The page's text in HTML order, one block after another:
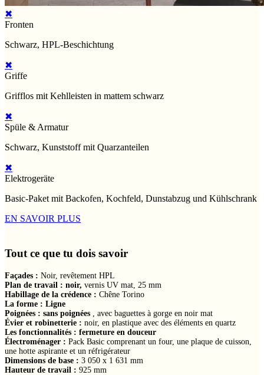
✖
Fronten
Schwarz, HPL-Beschichtung
✖
Griffe
Grifflos mit Kehlleisten in mattem schwarz
✖
Spüle & Armatur
Schwarz, Kunststoff mit Quarzanteilen
✖
Elektrogeräte
Basic-Paket mit Backofen, Kochfeld, Dunstabzug und Kühlschrank
EN SAVOIR PLUS
Tout ce que tu dois savoir
Façades : Noir, revêtement HPL
Plan de travail : noir, vernis UV mat, 25 mm
Habillage de la crédence : Chêne Torino
La forme : Ligne
Poignées : sans poignées
, avec baguettes à gorge en noir mat
Évier et robinetterie : noir, en plastique avec des éléments en quartz
Les fonctionnalités : fermeture en douceur
Électroménager : Pack Basic comprenant un four, une plaque de cuisson,
une hotte aspirante et un réfrigérateur
Dimensions de base : 3 050 x 1 631 mm
Hauteur de travail : 925 mm